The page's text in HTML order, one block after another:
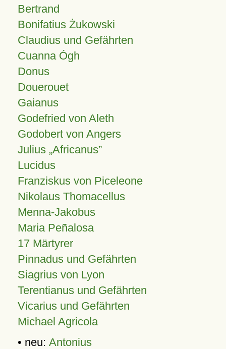
Bertrand
Bonifatius Żukowski
Claudius und Gefährten
Cuanna Ógh
Donus
Douerouet
Gaianus
Godefried von Aleth
Godobert von Angers
Julius Africanus
Lucidus
Franziskus von Piceleone
Nikolaus Thomacellus
Menna-Jakobus
Maria Peñalosa
17 Märtyrer
Pinnadus und Gefährten
Siagrius von Lyon
Terentianus und Gefährten
Vicarius und Gefährten
Michael Agricola
• neu: Antonius